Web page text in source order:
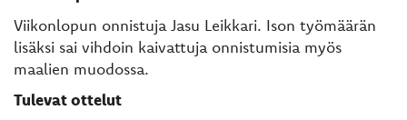
Viikonlopun onnistuja Jasu Leikkari. Ison työmäärän
lisäksi sai vihdoin kaivattuja onnistumisia myös
maalien muodossa.
Tulevat ottelut